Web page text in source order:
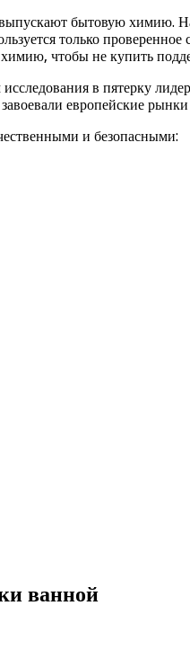
бытовую химию. На
только
чтобы не купить
в пятерку
европейские
и безопасными:
ванной